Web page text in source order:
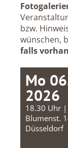
bzw.
wünschen,
falls
Mo
2026
18.30 Uhr |
Blumenst.
Düsseldorf